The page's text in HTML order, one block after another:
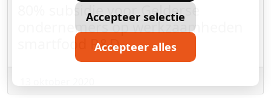
80% subsidie voor Gelderse
ondernemers op werkzaamheden
smartfood R&D
Accepteer selectie
Accepteer alles